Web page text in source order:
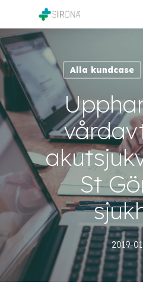
main
content
Alla kundcase
St
2019-